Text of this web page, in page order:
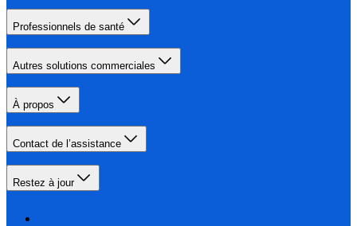
Professionnels de santé
Autres solutions commerciales
À propos
Contact de l’assistance
Restez à jour